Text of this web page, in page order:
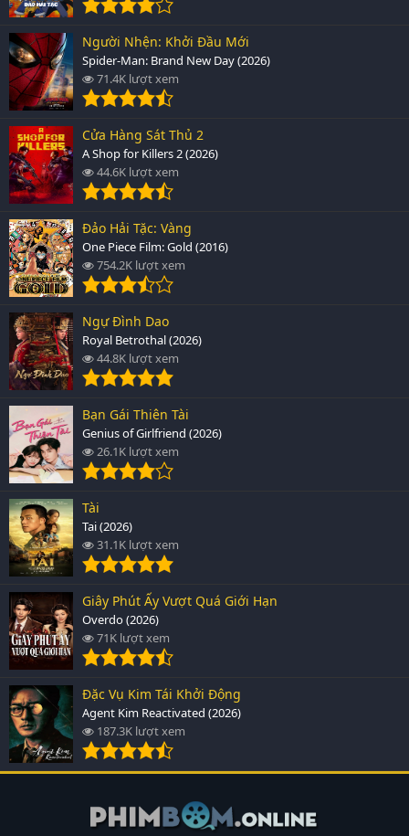
Người Nhện: Khởi Đầu Mới
Spider-Man: Brand New Day (2026)
71.4K lượt xem
Cửa Hàng Sát Thủ 2
A Shop for Killers 2 (2026)
44.6K lượt xem
Đảo Hải Tặc: Vàng
One Piece Film: Gold (2016)
754.2K lượt xem
Ngự Đình Dao
Royal Betrothal (2026)
44.8K lượt xem
Bạn Gái Thiên Tài
Genius of Girlfriend (2026)
26.1K lượt xem
Tài
Tai (2026)
31.1K lượt xem
Giây Phút Ấy Vượt Quá Giới Hạn
Overdo (2026)
71K lượt xem
Đặc Vụ Kim Tái Khởi Động
Agent Kim Reactivated (2026)
187.3K lượt xem